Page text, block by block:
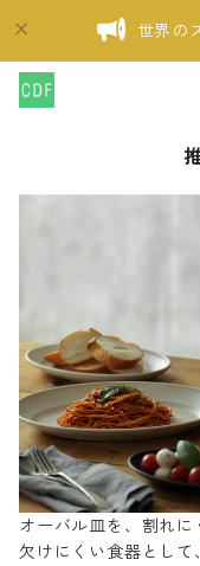
世界の
オーバル皿を、割れに
欠けにくい食器とし